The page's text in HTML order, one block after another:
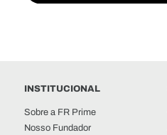
INSTITUCIONAL
Sobre a FR Prime
Nosso Fundador